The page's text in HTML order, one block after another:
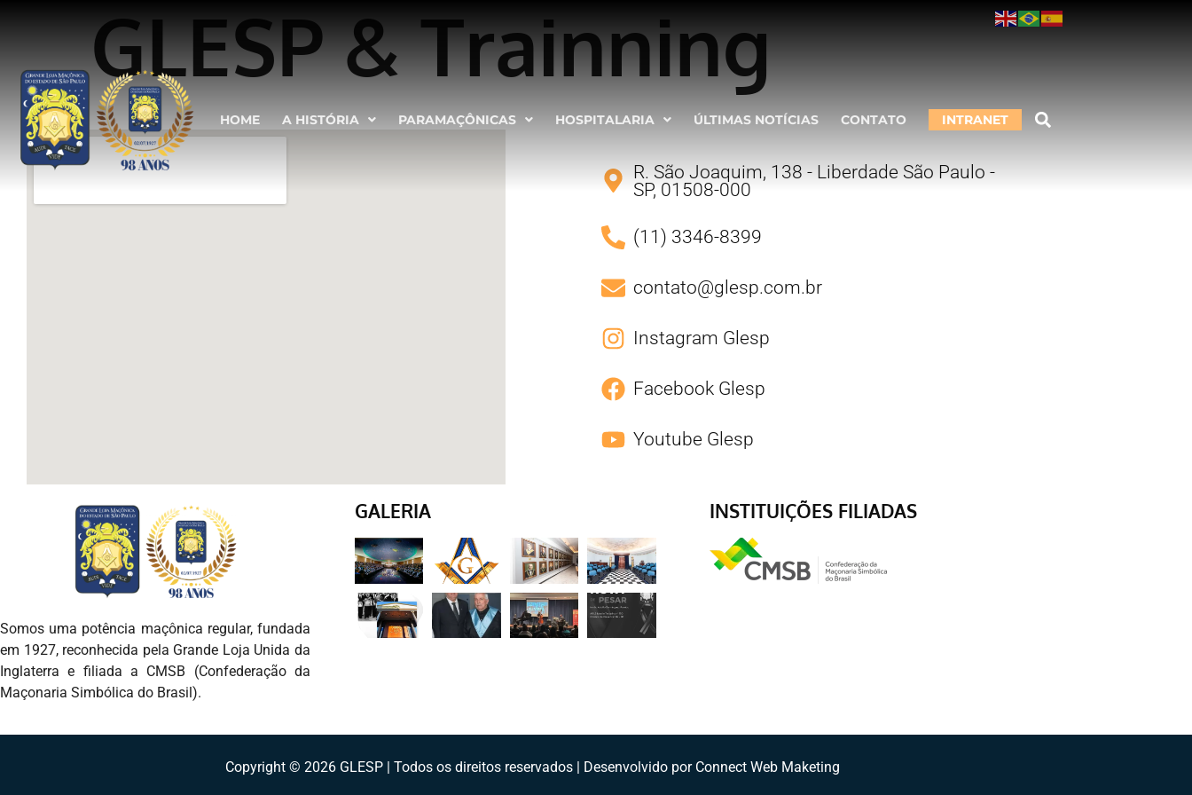
HOME A HISTÓRIA PARAMAÇÔNICAS HOSPITALARIA ÚLTIMAS NOTÍCIAS CONTATO INTRANET
GLESP & Trainning
R. São Joaquim, 138 - Liberdade São Paulo -
SP, 01508-000
(11) 3346-8399
contato@glesp.com.br
Instagram Glesp
Facebook Glesp
Youtube Glesp
Somos uma potência maçônica regular, fundada
em 1927, reconhecida pela Grande Loja Unida da
Inglaterra e filiada a CMSB (Confederação da
Maçonaria Simbólica do Brasil).
GALERIA INSTITUIÇÕES FILIADAS
Copyright © 2026 GLESP | Todos os direitos reservados | Desenvolvido por Connect Web Maketing